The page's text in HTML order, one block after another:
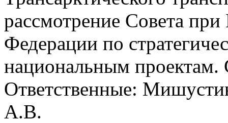
рассмотрение Совета
Федерации по
национальным проектам.
Ответственные:
А.В.